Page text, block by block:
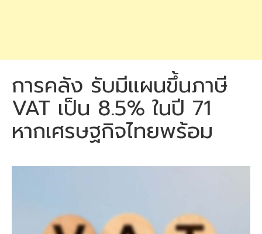
การคลัง รับมีแผนขึ้นภาษี
VAT เป็น 8.5% ในปี 71
หากเศรษฐกิจไทยพร้อม